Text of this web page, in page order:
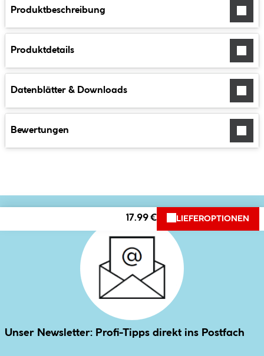
Produktbeschreibung
Produktdetails
Datenblätter & Downloads
Bewertungen
17.99 € LIEFEROPTIONEN
Unser Newsletter: Profi-Tipps direkt ins Postfach